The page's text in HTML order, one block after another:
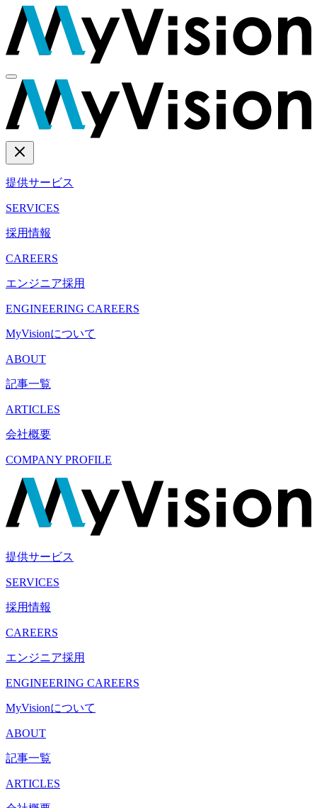
提供サービス
SERVICES
採用情報
CAREERS
エンジニア採用
ENGINEERING CAREERS
MyVisionについて
ABOUT
記事一覧
ARTICLES
会社概要
COMPANY PROFILE
提供サービス
SERVICES
採用情報
CAREERS
エンジニア採用
ENGINEERING CAREERS
MyVisionについて
ABOUT
記事一覧
ARTICLES